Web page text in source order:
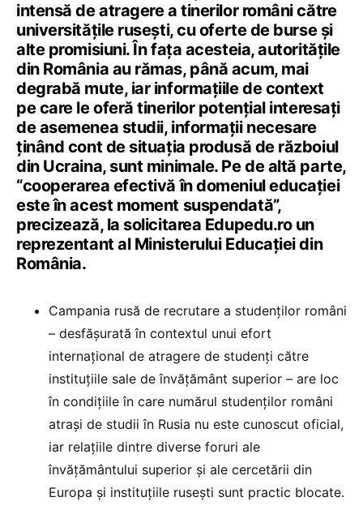
intensă de atragere a tinerilor români către
universitățile rusești, cu oferte de burse și
alte promisiuni. În fața acesteia, autoritățile
din România au rămas, până acum, mai
degrabă mute, iar informațiile de context
pe care le oferă tinerilor potențial interesați
de asemenea studii, informații necesare
ținând cont de situația produsă de războiul
din Ucraina, sunt minimale. Pe de altă parte,
“cooperarea efectivă în domeniul educației
este în acest moment suspendată”,
precizează, la solicitarea Edupedu.ro un
reprezentant al Ministerului Educației din
România.
Campania rusă de recrutare a studenților români
– desfășurată în contextul unui efort
internațional de atragere de studenți către
instituțiile sale de învățământ superior – are loc
în condițiile în care numărul studenților români
atrași de studii în Rusia nu este cunoscut oficial,
iar relațiile dintre diverse foruri ale
învățământului superior și ale cercetării din
Europa și instituțiile rusești sunt practic blocate.